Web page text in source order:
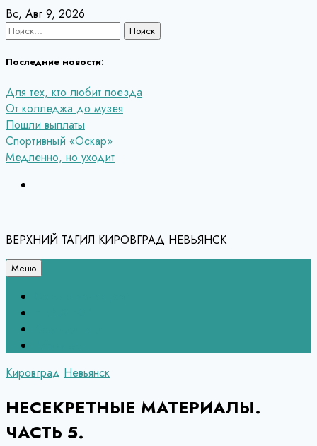
Перейти
к
Вс, Авг 9, 2026
Найти:
Последние новости:
Для тех, кто любит поезда
От колледжа до музея
Пошли выплаты
Спортивный «Оскар»
Медленно, но уходит
ВЕРХНИЙ ТАГИЛ КИРОВГРАД НЕВЬЯНСК
Меню
Кировград Невьянск
НЕСЕКРЕТНЫЕ МАТЕРИАЛЫ.
ЧАСТЬ 5.